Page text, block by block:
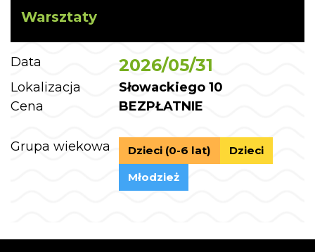
Warsztaty
Data 2026/05/31
Lokalizacja
Słowackiego 10
Cena
BEZPŁATNIE
Grupa wiekowa Dzieci (0-6 lat)
Dzieci
Młodzież